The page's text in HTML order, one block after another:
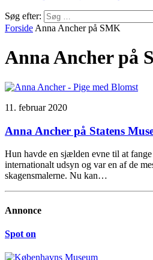
Søg efter:
Forside Anna Ancher på SMK
Anna Ancher på
11. februar 2020
Anna Ancher på Statens
Hun havde en sjælden evne til at
internationalt udsyn og var en af de
skagensmalerne. Nu kan…
Annonce
Spot on